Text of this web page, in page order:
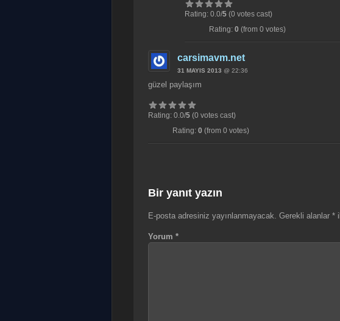
Rating: 0.0/5(0 votes cast)
Rating: 0 (from 0 votes)
carsimavm.net
31 MAYIS 2013 @ 22:36
güzel paylaşım
Rating: 0.0/5(0 votes cast)
Rating: 0 (from 0 votes)
Bir yanıt yazın
E-posta adresiniz yayınlanmayacak. Gerekli alanlar *
Yorum *